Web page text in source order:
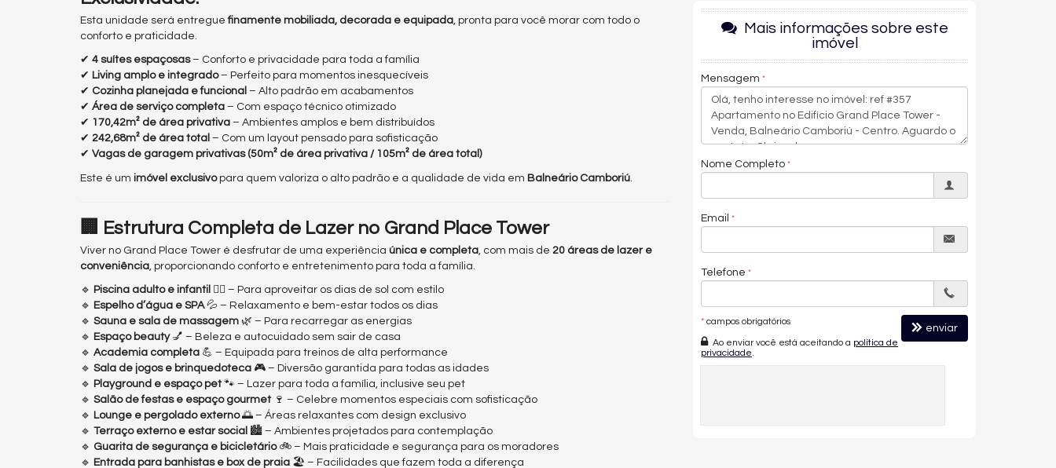
Esta unidade será entreguefinamente mobiliada, decorada e equipada, pronta para você morar com todo o
conforto e praticidade.
✔ 4 suítes espaçosas– Conforto e privacidade para toda a família
✔ Living amplo e integrado– Perfeito para momentos inesquecíveis
✔ Cozinha planejada e funcional – Alto padrão em acabamentos
✔ Área de serviço completa – Com espaço técnico otimizado
✔ 170,42m² de área privativa – Ambientes amplos e bem distribuídos
✔ 242,68m² de área total – Com um layout pensado para sofisticação
✔ Vagas de garagem privativas (50m² de área privativa / 105m² de área total)
Este é um imóvel exclusivopara quem valoriza o alto padrão e a qualidade de vida em Balneário Camboriú.
🏢 Estrutura Completa de Lazer no Grand Place Tower
Viver no Grand Place Tower é desfrutar de uma experiência única e completa, com mais de 20 áreas de lazer e
conveniência, proporcionando conforto e entretenimento para toda a família.
🔹 Piscina adulto e infantil 🏊‍♂️ – Para aproveitar os dias de sol com estilo
🔹 Espelho d’água e SPA💦 – Relaxamento e bem-estar todos os dias
🔹 Sauna e sala de massagem 🌿 – Para recarregar as energias
🔹 Espaço beauty💅 – Beleza e autocuidado sem sair de casa
🔹 Academia completa 💪 – Equipada para treinos de alta performance
🔹 Sala de jogos e brinquedoteca 🎮 – Diversão garantida para todas as idades
🔹 Playground e espaço pet 🐾 – Lazer para toda a família, inclusive seu pet
🔹 Salão de festas e espaço gourmet 🍷 – Celebre momentos especiais com sofisticação
🔹 Lounge e pergolado externo🌅 – Áreas relaxantes com design exclusivo
🔹 Terraço externo e estar social 🏙️ – Ambientes projetados para contemplação
🔹 Guarita de segurança e bicicletário🚲 – Mais praticidade e segurança para os moradores
🔹 Entrada para banhistas e box de praia 🏖️ – Facilidades que fazem toda a diferença
Mais informações sobre este
imóvel
Mensagem
Nome Completo
Email
Telefone
* campos obrigatórios
Ao enviar você está aceitando a política de
privacidade
enviar